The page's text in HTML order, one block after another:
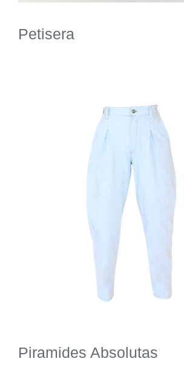
Petisera
Piramides Absolutas